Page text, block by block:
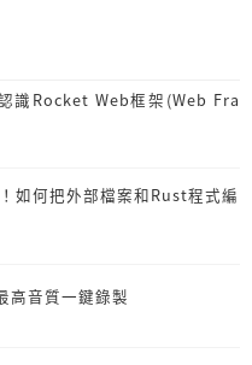
識Rocket Web框架(Web Fra
如何把外部檔案和Rust程式編
高音質一鍵錄製